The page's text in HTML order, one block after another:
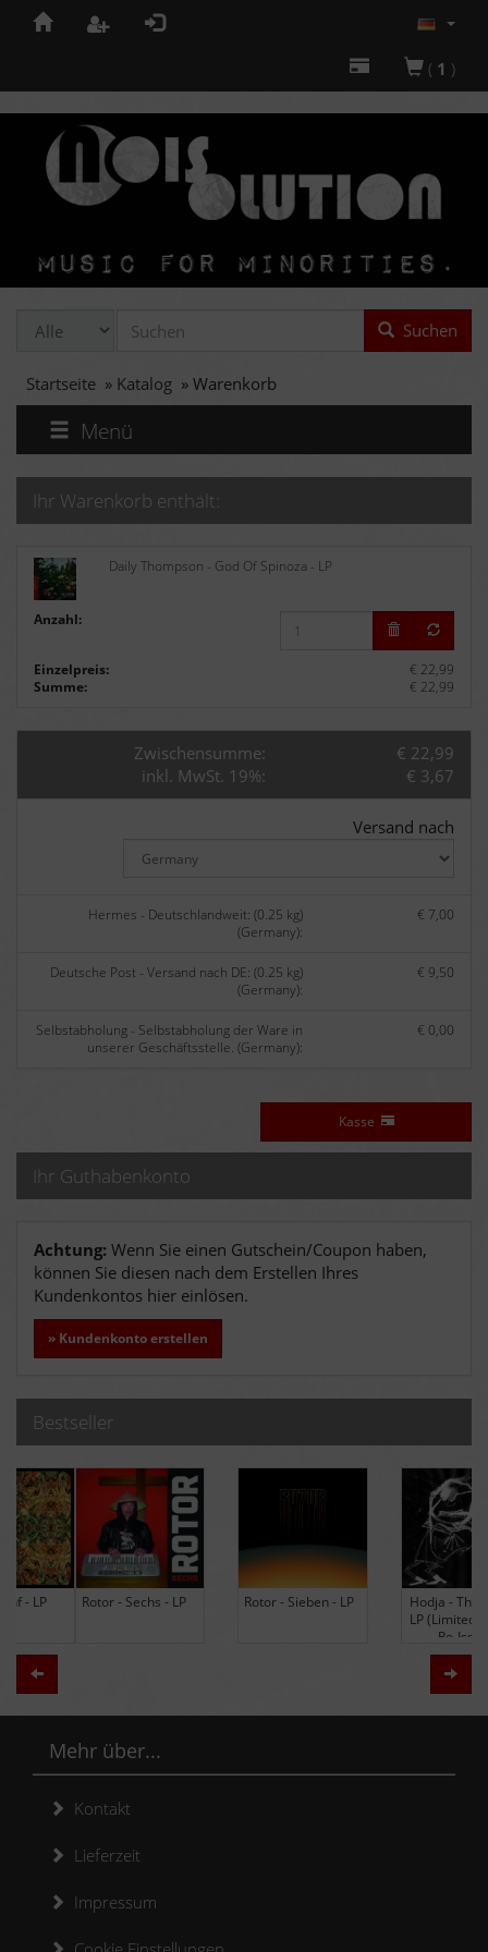
( 1 )
Suchen
Startseite » Katalog » Warenkorb
Menü
Ihr Warenkorb enthält:
Daily Thompson - God Of Spinoza - LP
Anzahl:
Einzelpreis:
€ 22,99
Summe:
€ 22,99
Zwischensumme:
€ 22,99
inkl. MwSt. 19%:
€ 3,67
Versand nach
Hermes - Deutschlandweit: (0.25 kg)
(Germany):
€ 7,00
Deutsche Post - Versand nach DE: (0.25 kg)
(Germany):
€ 9,50
Selbstabholung - Selbstabholung der Ware in
unserer Geschäftsstelle. (Germany):
€ 0,00
Kasse
Ihr Guthabenkonto
Achtung: Wenn Sie einen Gutschein/Coupon haben,
können Sie diesen nach dem Erstellen Ihres
Kundenkontos hier einlösen.
» Kundenkonto erstellen
Bestseller
Rotor - Sechs - LP Rotor - Sieben - LP
Hodja - The Band -
LP (Limited Edition
Zurück
Mehr über...
Kontakt
Lieferzeit
Impressum